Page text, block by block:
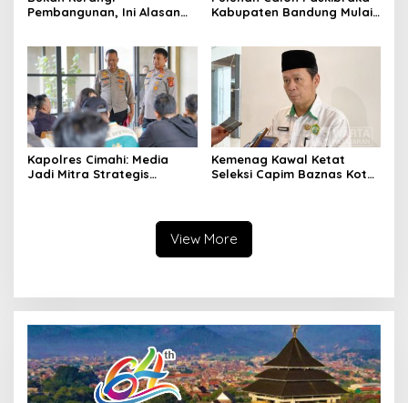
Pembangunan, Ini Alasan
Daerah
Kabupaten Bandung Mulai
Kapolres Cimahi: Media
Jadi Mitra Strategis
Kemenag Kawal Ketat
Seleksi Capim Baznas Kota
View More